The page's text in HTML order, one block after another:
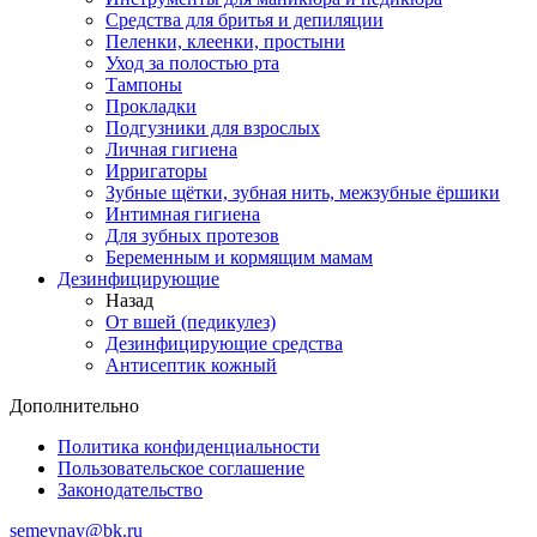
Средства для бритья и депиляции
Пеленки, клеенки, простыни
Уход за полостью рта
Тампоны
Прокладки
Подгузники для взрослых
Личная гигиена
Ирригаторы
Зубные щётки, зубная нить, межзубные ёршики
Интимная гигиена
Для зубных протезов
Беременным и кормящим мамам
Дезинфицирующие
Назад
От вшей (педикулез)
Дезинфицирующие средства
Антисептик кожный
Дополнительно
Политика конфиденциальности
Пользовательское соглашение
Законодательство
semeynay@bk.ru